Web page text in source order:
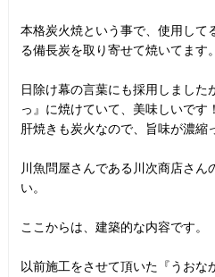
本格炭火焼という事で、使用して
る備長炭を取り寄せて焼いてます。
日除け幕の言葉にも採用しまし
っ』に焼けていて、美味しいです！
肝焼きも炭火なので、旨味が濃縮
川魚問屋さんである川次商店さん
い。
ここからは、建築的な内容です。
以前施工をさせて頂いた『うおな